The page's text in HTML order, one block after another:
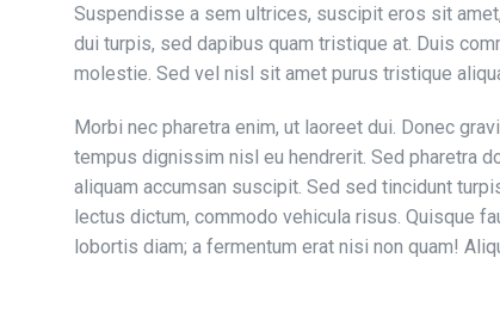
Suspendisse a sem ultrices, suscipit eros sit
dui turpis, sed dapibus quam tristique at. Duis
molestie. Sed vel nisl sit amet purus tristique
Morbi nec pharetra enim, ut laoreet dui. Donec
tempus dignissim nisl eu hendrerit. Sed pharetra
aliquam accumsan suscipit. Sed sed tincidunt
lectus dictum, commodo vehicula risus. Quisque
lobortis diam; a fermentum erat nisi non quam!